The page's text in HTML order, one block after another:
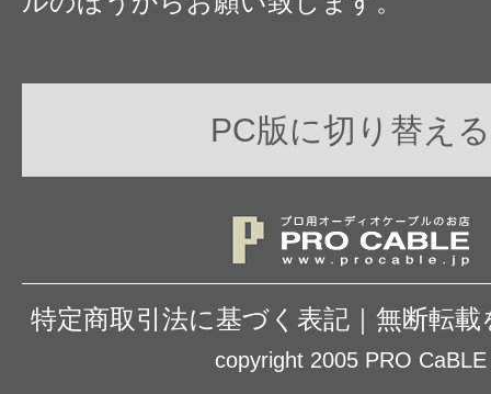
PC版に切り替える
特定商取引法に基づく表記 無断転載
copyright 2005 PRO CaBLE